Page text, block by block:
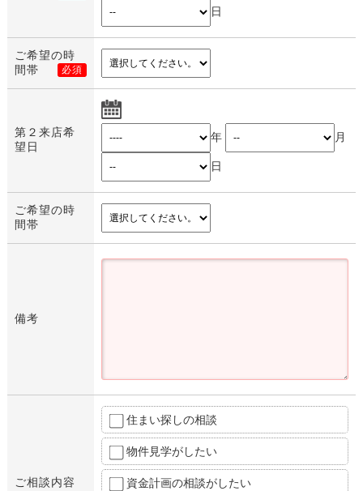
日
ご希望の時
間帯
必須
第２来店希
望日
年 月
日
ご希望の時
間帯
備考
ご相談内容
住まい探しの相談
物件見学がしたい
資金計画の相談がしたい